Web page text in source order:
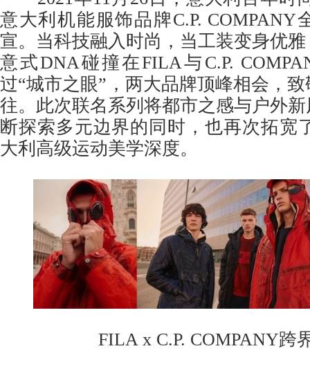
意大利机能服饰品牌C.P. COMPANY
宣。当科技融入时尚，当工装变身优
意式DNA碰撞在FILA与C.P.
过“城市之眼”，两大品牌顶峰相会，
往。此次联名系列将都市之感与户外
断探索多元边界的同时，也再次拓宽
大利高级运动美学深度。
FILA x C.P. COMPANY跨